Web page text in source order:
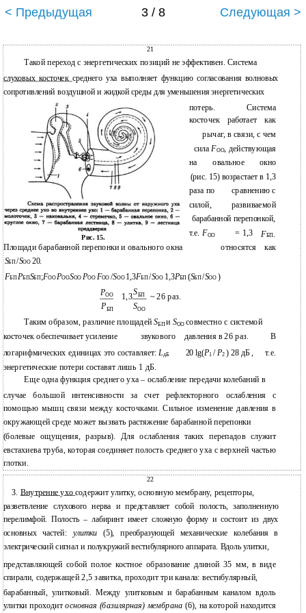
< Предыдущая 3 / 8 Следующая >
21
Такой переход с энергетических позиций не эффективен. Система
слуховых косточек среднего уха выполняет функцию согласования волновых
сопротивлений воздушной и жидкой среды для уменьшения энергетических
потерь.
Система
косточек
работает
как
рычаг, в связи, с чем
силаFOO, действующая
на
овальное
окно
(рис. 15) возрастает в 1,3
раза по
сравнению с
силой,
развиваемой
барабанной перепонкой,
Рис. 15. т.е. FOO = 1,3 FБП
Площади барабанной перепонки и овального окна относятся как
SБП/SOO 20.
FБПPБПSБП;FООPООSООPОО FОО/SОО 1,3FБП/SОО 1,3PБП (SБП/SОО )
POO 1,3SБП ~ 26 раз.
PБП SOO
Таким образом, различие площадейSБПи SООсовместно с системой
косточек обеспечивает усиление
звукового давления в 26 раз. В
логарифмических единицах это составляет: LдБ 20 lg(P1 / P2 ) 28 дБ
т.е.
энергетические потери составят лишь 1 дБ.
Еще одна функция среднего уха – ослабление передачи колебаний в
случае большой интенсивности за счет рефлекторного ослабления с
помощью мышц связи между косточками. Сильное изменение давления в
окружающей среде может вызвать растяжение барабанной перепонки
(болевые ощущения, разрыв). Для ослабления таких перепадов служит
евстахиева труба, которая соединяет полость среднего уха с верхней частью
глотки.
22
3. Внутренне ухосодержит улитку, основную мембрану, рецепторы,
разветвление слухового нерва и представляет собой полость, заполненную
перелимфой. Полость – лабиринт имеет сложную форму и состоит из двух
основных частей: улитки (5), преобразующей механические колебания в
электрический сигнал и полукружий вестибулярного аппарата. Вдоль улитки,
представляющей собой полое костное образование длиной 35 мм, в виде
спирали, содержащей 2,5 завитка, проходит три канала: вестибулярный,
барабанный, улитковый. Между улитковым и барабанным каналом вдоль
улитки проходитосновная (базилярная) мембрана (6), на которой находится